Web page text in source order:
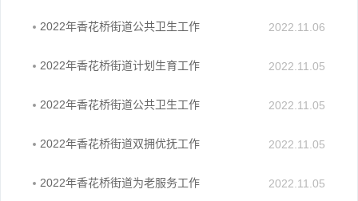
2022年香花桥街道公共卫生工作 2022.11.06
2022年香花桥街道计划生育工作 2022.11.05
2022年香花桥街道公共卫生工作 2022.11.05
2022年香花桥街道双拥优抚工作 2022.11.05
2022年香花桥街道为老服务工作 2022.11.05